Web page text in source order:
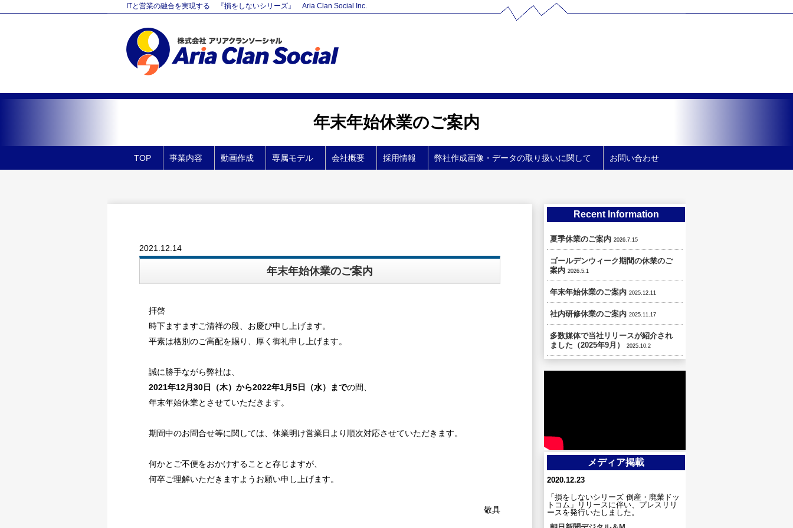
ITと営業の融合を実現する 『損をしないシリーズ』 Aria Clan Social Inc.
年末年始休業のご案内
TOP 事業内容 動画作成 専属モデル 会社概要 採用情報 弊社作成画像・データの取り扱いに関して お問い合わせ
2021.12.14
年末年始休業のご案内
拝啓
時下ますますご清祥の段、お慶び申し上げます。
平素は格別のご高配を賜り、厚く御礼申し上げます。
誠に勝手ながら弊社は、
2021年12月30日（木）から2022年1月5日（水）までの間、
年末年始休業とさせていただきます。
期間中のお問合せ等に関しては、休業明け営業日より順次対応させていただきます。
何かとご不便をおかけすることと存じますが、
何卒ご理解いただきますようお願い申し上げます。
敬具
Recent Information
夏季休業のご案内 2026.7.15
ゴールデンウィーク期間の休業のご
案内 2026.5.1
年末年始休業のご案内 2025.12.11
社内研修休業のご案内 2025.11.17
多数媒体で当社リリースが紹介され
ました（2025年9月）
2025.10.2
メディア掲載
2020.12.23
「損をしないシリーズ 倒産・廃業ドッ
トコム」リリースに伴い、プレスリリ
ースを発行いたしました。